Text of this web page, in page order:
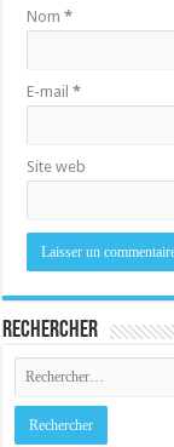
Nom*
E-mail*
Site web
Rechercher